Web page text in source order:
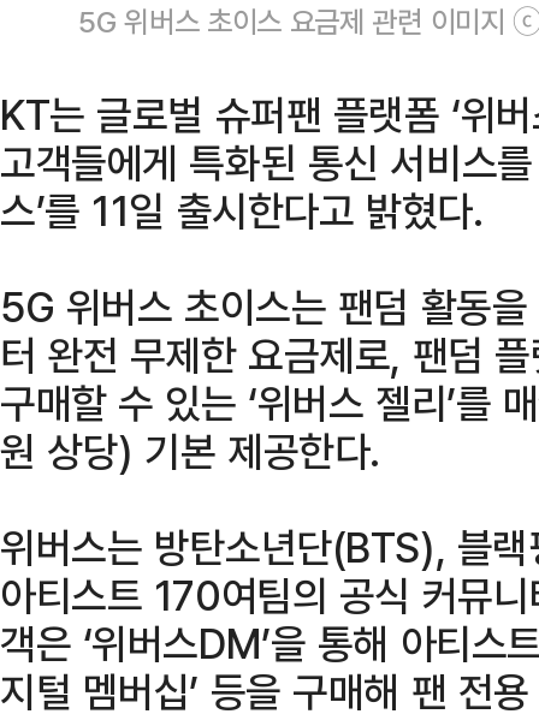
5G 위버스 초이스 요금제 관련 이미지
KT는 글로벌 슈퍼팬 플랫폼 ‘위
고객들에게 특화된 통신 서비스
스’를 11일 출시한다고 밝혔다.
5G 위버스 초이스는 팬덤 활동
터 완전 무제한 요금제로, 팬덤
구매할 수 있는 ‘위버스 젤리’
원 상당) 기본 제공한다.
위버스는 방탄소년단(BTS), 블
아티스트 170여팀의 공식 커뮤
객은 ‘위버스DM’을 통해 아티스
지털 멤버십’ 등을 구매해 팬 전